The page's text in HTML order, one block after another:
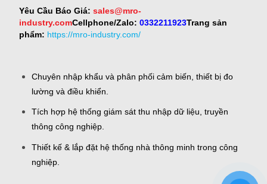
Yêu Cầu Báo Giá: sales@mro-
industry.comCellphone/Zalo: 0332211923Trang sản
phẩm: https://mro-industry.com/
Chuyên nhập khẩu và phân phối cảm biến, thiết bị đo
lường và điều khiển.
Tích hợp hệ thống giám sát thu nhập dữ liệu, truyền
thông công nghiệp.
Thiết kế & lắp đặt hệ thống nhà thông minh trong công
nghiệp.